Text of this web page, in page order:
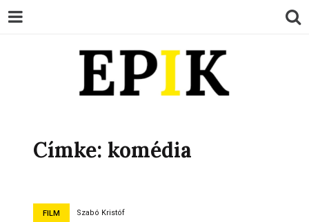
EPIK
Címke: komédia
FILM Szabó Kristóf